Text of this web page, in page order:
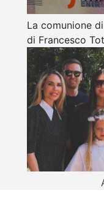
La comunione
di Francesco